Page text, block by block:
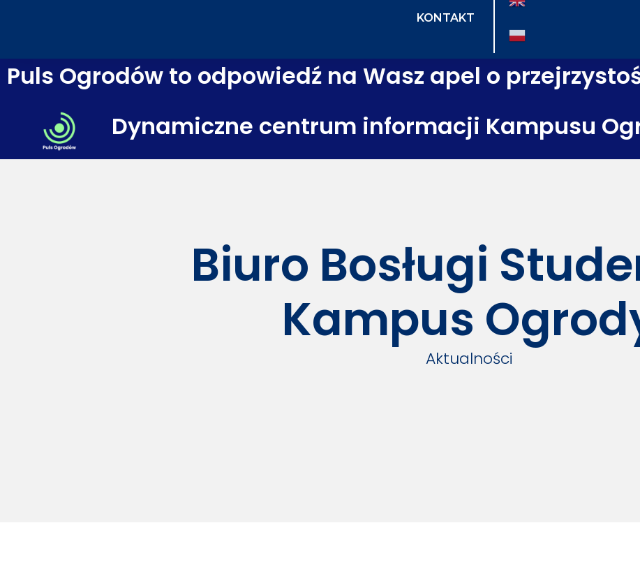
KONTAKT
Puls Ogrodów to odpowiedź na Wasz apel o
Dynamiczne centrum informacji Kampusu
Biuro Bosługi
Kampus
Aktualności